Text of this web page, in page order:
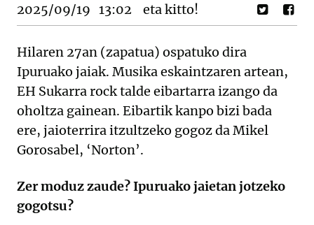
2025/09/19 13:02 eta kitto!
Hilaren 27an (zapatua) ospatuko dira
Ipuruako jaiak. Musika eskaintzaren artean,
EH Sukarra rock talde eibartarra izango da
oholtza gainean. Eibartik kanpo bizi bada
ere, jaioterrira itzultzeko gogoz da Mikel
Gorosabel, ‘Norton’.
Zer moduz zaude? Ipuruako jaietan jotzeko
gogotsu?